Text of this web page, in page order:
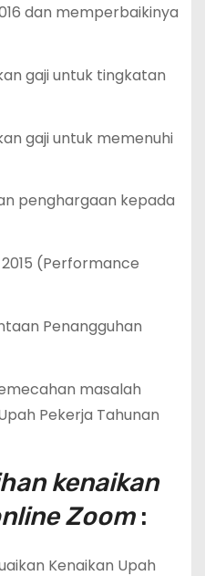
dan memperbaikinya
gaji untuk tingkatan
gaji untuk memenuhi
penghargaan kepada
(Performance
Penangguhan
masalah
Pekerja Tahunan
kenaikan
Zoom:
Kenaikan Upah